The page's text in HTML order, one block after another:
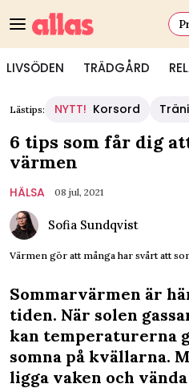
LIVSÖDEN TRÄDGÅRD
Lästips: NYTT! Korsord
6 tips som får dig
värmen
HÄLSA 08 jul, 2021
Sofia Sundqvist
Värmen gör att många har svårt att
Sommarvärmen är
tiden. När solen
kan temperaturerna
somna på kvällarna.
ligga vaken och